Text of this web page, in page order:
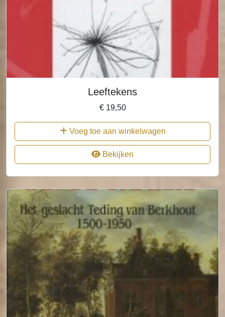
Leeftekens
€19,50
Voeg toe aan winkelwagen
Bekijken